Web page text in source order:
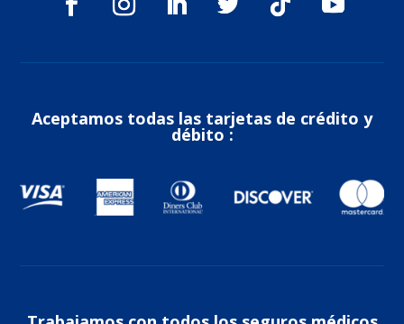
Aceptamos todas las tarjetas de crédito y
débito :